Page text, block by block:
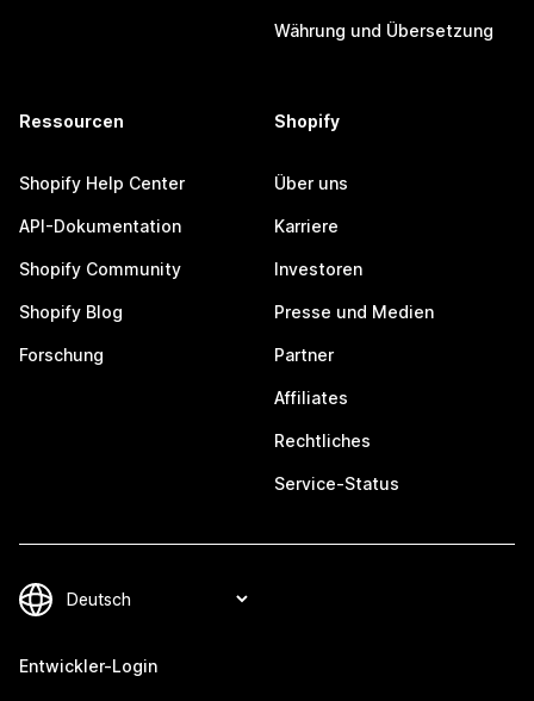
Währung und Übersetzung
Ressourcen
Shopify Help Center
API-Dokumentation
Shopify Community
Shopify Blog
Forschung
Shopify
Über uns
Karriere
Investoren
Presse und Medien
Partner
Affiliates
Rechtliches
Service-Status
Entwickler-Login